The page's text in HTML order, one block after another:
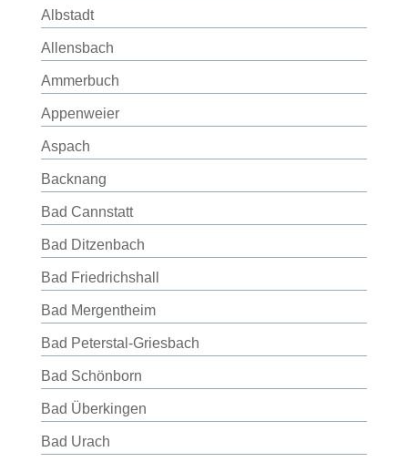
Albstadt
Allensbach
Ammerbuch
Appenweier
Aspach
Backnang
Bad Cannstatt
Bad Ditzenbach
Bad Friedrichshall
Bad Mergentheim
Bad Peterstal-Griesbach
Bad Schönborn
Bad Überkingen
Bad Urach